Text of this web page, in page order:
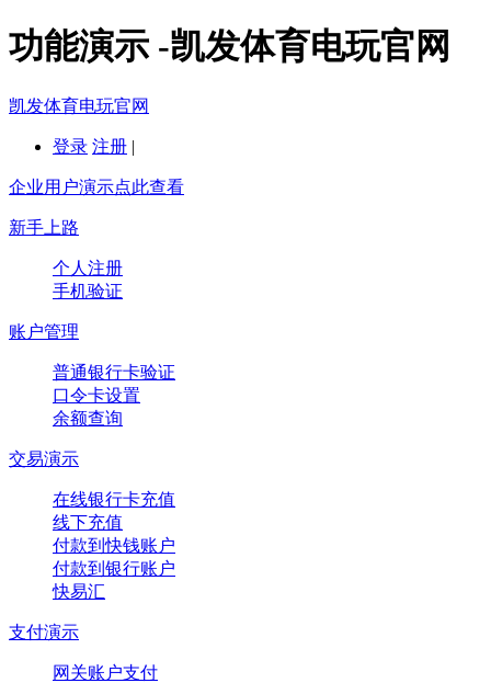
功能演示 -凯发体育电玩官网
凯发体育电玩官网
登录 注册 |
企业用户演示点此查看
新手上路
个人注册
手机验证
账户管理
普通银行卡验证
口令卡设置
余额查询
交易演示
在线银行卡充值
线下充值
付款到快钱账户
付款到银行账户
快易汇
支付演示
网关账户支付